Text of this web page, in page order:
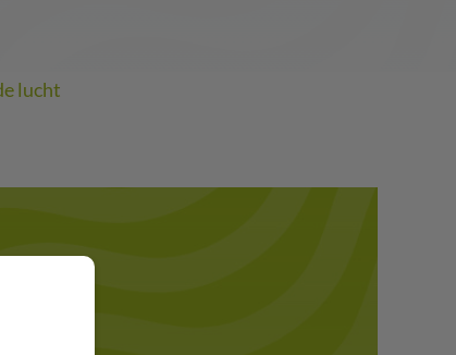
lucht